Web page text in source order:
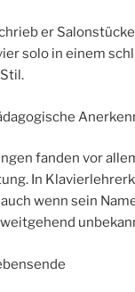
er
solo in einem
fanden vor
In
wenn sein